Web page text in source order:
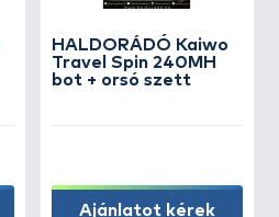
HALDORÁDÓ Kaiwo
Travel Spin 240MH
bot + orsó szett
Ajánlatot kérek